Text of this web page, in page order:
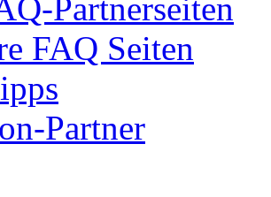
Partnerseiten
FAQ Seiten
Partner